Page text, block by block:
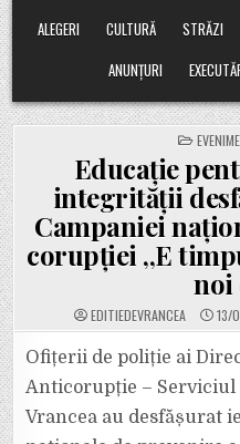
ALEGERI
CULTURĂ STRĂZI
ANUNȚURI
POSTED
IN
Educație
integrității
Campaniei
corupției ,,E
noi
EDITIEDEVRANCEA 13/
Ofițerii de poliție ai
Anticorupție –
Vrancea au desfășurat